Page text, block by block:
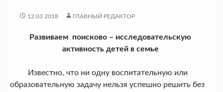
12.03.2018 ГЛАВНЫЙ РЕДАКТОР
Развиваем поисково – исследовательскую
активность детей в семье
Известно, что ни одну воспитательную или
образовательную задачу нельзя успешно решить без